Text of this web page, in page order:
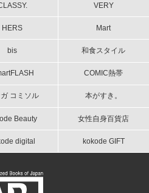
VERY
HERS Mart
bis 和食スタイル
COMIC熱帯
コミソル 本がすき。
Beauty 女性自身百貨店
digital kokode GIFT